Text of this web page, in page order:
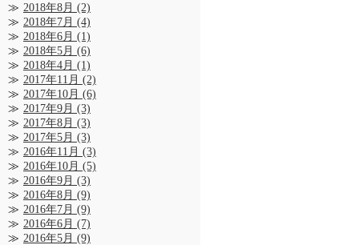
2018年8月 (2)
2018年7月 (4)
2018年6月 (1)
2018年5月 (6)
2018年4月 (1)
2017年11月 (2)
2017年10月 (6)
2017年9月 (3)
2017年8月 (3)
2017年5月 (3)
2016年11月 (3)
2016年10月 (5)
2016年9月 (3)
2016年8月 (9)
2016年7月 (9)
2016年6月 (7)
2016年5月 (9)